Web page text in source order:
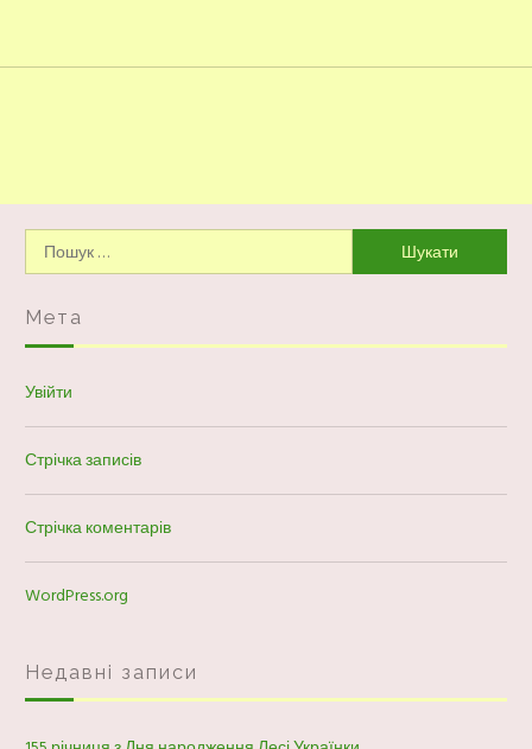
Пошук:
Мета
Увійти
Стрічка записів
Стрічка коментарів
WordPress.org
Недавні записи